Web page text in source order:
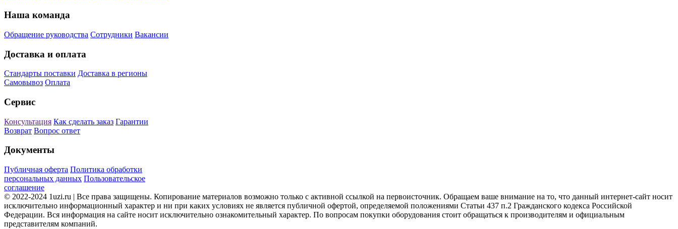
Наша команда
Обращение руководства Сотрудники Вакансии
Доставка и оплата
Стандарты поставки Доставка в регионы
Самовывоз Оплата
Сервис
Консультация Как сделать заказ Гарантии
Возврат Вопрос ответ
Документы
Публичная оферта Политика обработки
персональных данных Пользовательское
соглашение
© 2022-2024 1uzi.ru | Все права защищены. Копирование материалов возможно только с активной ссылкой на первоисточник. Обращаем ваше внимание на то, что данный интернет-сайт носит
исключительно информационный характер и ни при каких условиях не является публичной офертой, определяемой положениями Статьи 437 п.2 Гражданского кодекса Российской
Федерации. Вся информация на сайте носит исключительно ознакомительный характер. По вопросам покупки оборудования стоит обращаться к производителям и официальным
представителям компаний.